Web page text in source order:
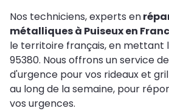
Nos techniciens, experts en
métalliques à Puiseux en
le territoire français, en mettant
95380. Nous offrons un service
d'urgence pour vos rideaux et
au long de la semaine, pour
vos urgences.